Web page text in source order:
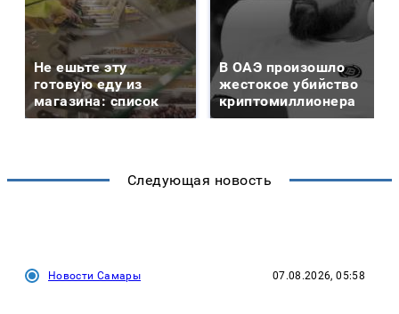
Не ешьте эту
готовую еду из
магазина: список
В ОАЭ произошло
жестокое убийство
криптомиллионера
Следующая новость
Новости Самары 07.08.2026, 05:58